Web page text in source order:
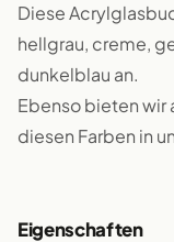
Diese
hellgrau, creme,
dunkelblau an.
Ebenso bieten wir
diesen Farben in
Eigenschaften